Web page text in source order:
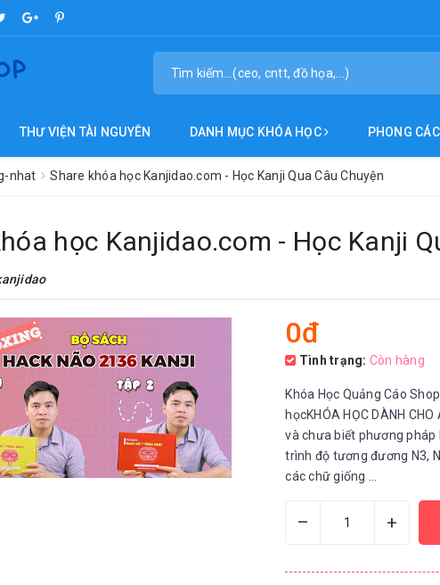
THƯ VIỆN TÀI NGUYÊN DANH MỤC KHÓA HỌC PHONG
nhat Share khóa học Kanjidao.com - Học Kanji Qua Câu Chuyện
học Kanjidao.com - Học Kanji
0đ
Tình trạng: Còn hàng
Khóa Học Quảng Cáo
họcKHÓA HỌC DÀNH
và chưa biết phương
trình độ tương đương N3,
các chữ giống ...
– +